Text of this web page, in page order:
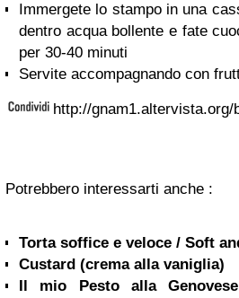
Immergete lo stampo in una
dentro acqua bollente e fate
per 30-40 minuti
Servite accompagnando con
http://
Potrebbero interessarti anche :
Torta soffice e veloce / Soft
Custard (crema alla vaniglia)
Il mio Pesto alla